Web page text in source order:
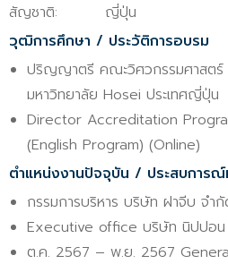
สัญชาติ:
ญี่ปุ่น
วุฒิการศึกษา / ประวัติการอบรม
ปริญญาตรี คณะวิศวกรรมศาสตร์
มหาวิทยาลัย Hosei ประเทศญี่ปุ่น
Director Accreditation
(English Program) (Online)
ตำแหน่งงานปัจจุบัน / ประสบการณ์
กรรมการบริหาร บริษัท ฝาจีบ จำ
Executive office บริษัท นิปปอน
ต.ค. 2567 – พ.ย. 2567